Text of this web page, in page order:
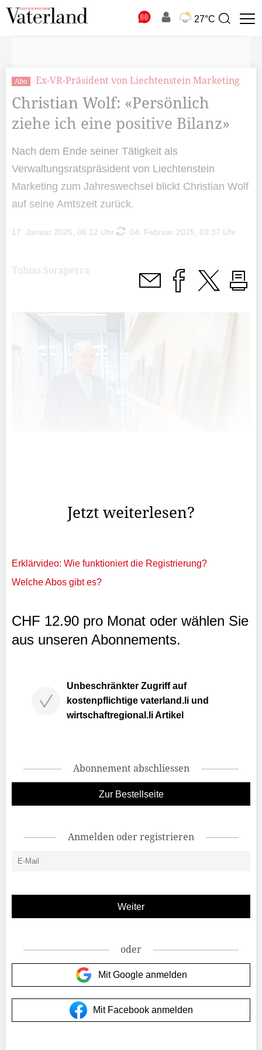
27°C
Suchbegriff
Abo Ex-VR-Präsident von Liechtenstein Marketing
Christian Wolf: «Persönlich
ziehe ich eine positive Bilanz»
Nach dem Ende seiner Tätigkeit als
Verwaltungsratspräsident von Liechtenstein
Marketing zum Jahreswechsel blickt Christian Wolf
auf seine Amtszeit zurück.
17. Januar 2025, 06:12 Uhr 04. Februar 2025, 03:37 Uhr
Tobias Soraperra
Jetzt weiterlesen?
Erklärvideo: Wie funktioniert die Registrierung?
Welche Abos gibt es?
CHF 12.90 pro Monat oder wählen Sie
aus unseren Abonnements.
Unbeschränkter Zugriff auf
kostenpflichtige vaterland.li und
wirtschaftregional.li Artikel
Abonnement abschliessen
Zur Bestellseite
Anmelden oder registrieren
oder
Mit Google anmelden
Mit Facebook anmelden